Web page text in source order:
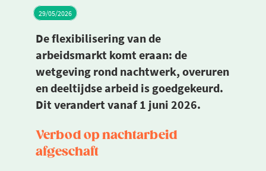
29/05/2026
De flexibilisering van de
arbeidsmarkt komt eraan: de
wetgeving rond nachtwerk, overuren
en deeltijdse arbeid is goedgekeurd.
Dit verandert vanaf 1 juni 2026.
Verbod op nachtarbeid
afgeschaft